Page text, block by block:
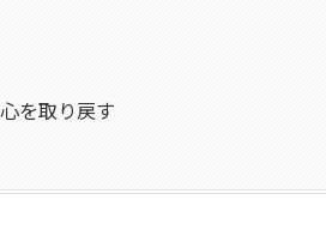
を取り戻す